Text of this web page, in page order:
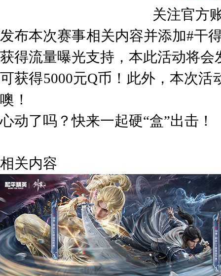
关注官方
发布本次赛事相关内容并添加#干
获得流量曝光支持，本此活动将
可获得5000元Q币！此外，本次
噢！
心动了吗？快来一起硬“盒”出击！
相关内容